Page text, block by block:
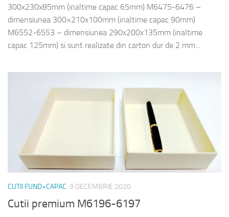
300x230x85mm (inaltime capac 65mm) M6475-6476 –
dimensiunea 300×210x100mm (inaltime capac 90mm)
M6552-6553 – dimensiunea 290x200x135mm (inaltime
capac 125mm) si sunt realizate din carton dur de 2 mm...
CUTII FUND+CAPAC 9 DECEMBRIE 2020
Cutii premium M6196-6197